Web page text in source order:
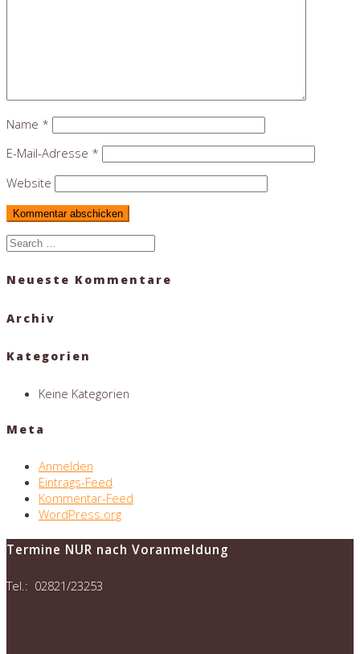
Name *
E-Mail-Adresse *
Website
Search
Neueste Kommentare
Archiv
Kategorien
Keine Kategorien
Meta
Anmelden
Eintrags-Feed
Kommentar-Feed
WordPress.org
Termine NUR nach Voranmeldung
Tel.: 02821/23253